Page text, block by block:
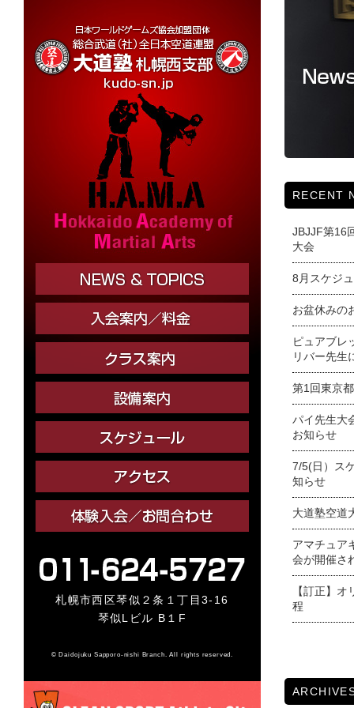
札幌市西区琴似２条１丁目3-16
琴似Lビル B１F
© Daidojuku Sapporo-nishi Branch. All rights reserved.
RECENT
JBJJF第16
大会
8月スケジ
お盆休みの
ピュアブレ
リバー先生
第1回東京
パイ先生大
お知らせ
7/5(日）ス
知らせ
大道塾空道
アマチュア
会が開催さ
【訂正】
程